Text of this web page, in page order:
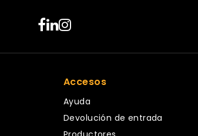
Accesos
Ayuda
Devolución de entrada